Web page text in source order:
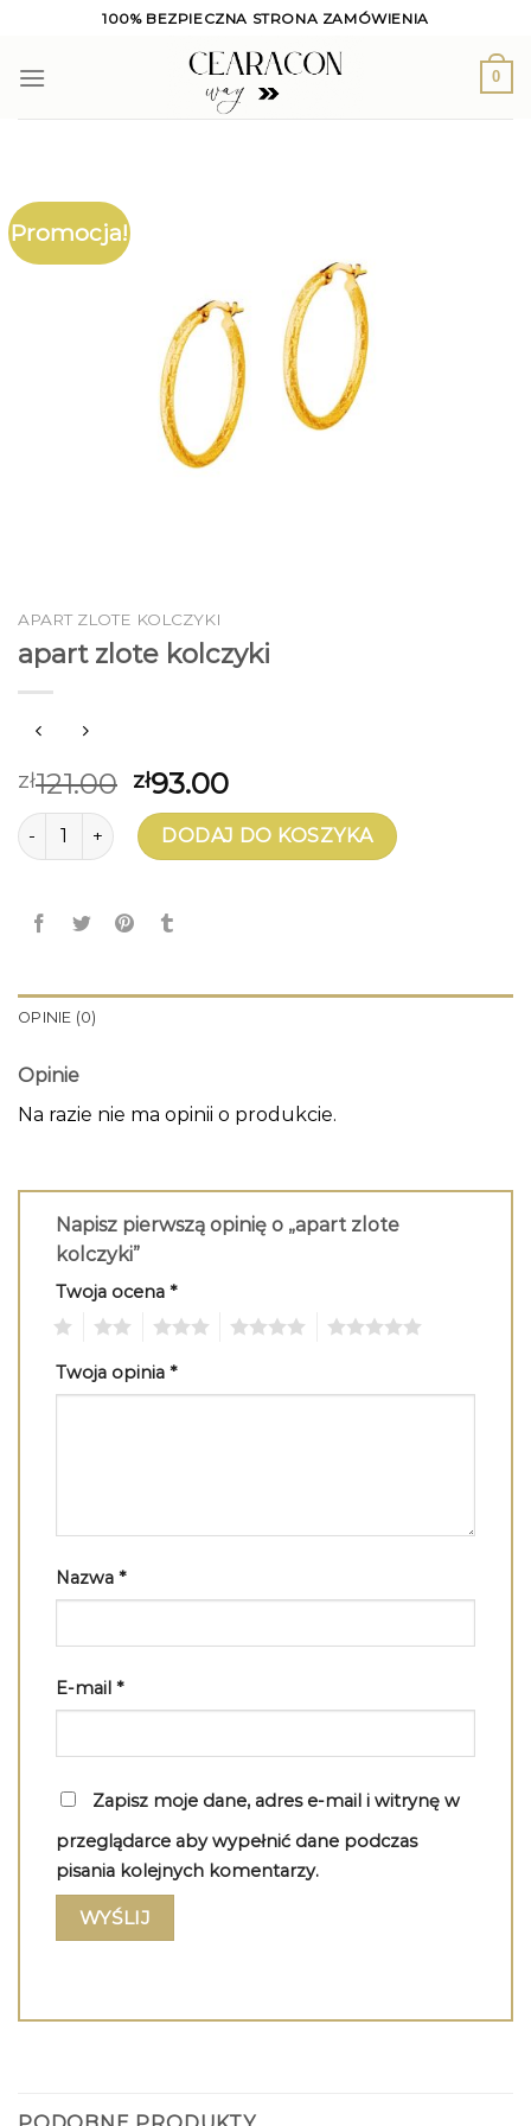
content
100% BEZPIECZNA STRONA ZAMÓWIENIA
0
Promocja!
APART ZLOTE KOLCZYKI
apart zlote kolczyki
zł121.00 zł93.00
ilość apart zlote kolczykiDODAJ DO KOSZYKA
OPINIE (0)
Opinie
Na razie nie ma opinii o produkcie.
Napisz pierwszą opinię o „apart zlote
kolczyki”
Twoja ocena *
Twoja opinia *
Nazwa *
E-mail *
Zapisz moje dane, adres e-mail i witrynę w
przeglądarce aby wypełnić dane podczas
pisania kolejnych komentarzy.